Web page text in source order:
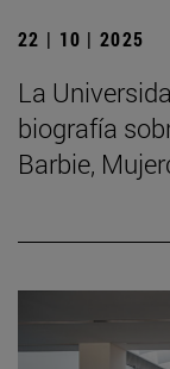
22 | 10 | 2025
La
biografía
Barbie,